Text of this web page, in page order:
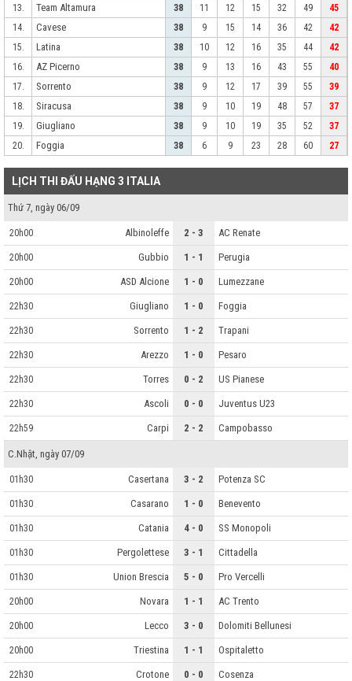
13.
Team Altamura 38 11 12 15 32 49
45
14.
Cavese 38 9 15 14 36 42
42
15.
Latina 38 10 12 16 35 44
42
16.
AZ Picerno 38 9 13 16 43 55
40
17.
Sorrento 38 9 12 17 39 55
39
18.
Siracusa 38 9 10 19 48 57
37
19.
Giugliano 38 9 10 19 35 52
37
20.
Foggia 38 6 9 23 28 60 27
LỊCH THI ĐẤU HẠNG 3 ITALIA
Thứ 7, ngày 06/09
20h00 Albinoleffe 2 - 3 AC Renate
20h00 Gubbio 1 - 1 Perugia
20h00 ASD Alcione 1 - 0 Lumezzane
22h30 Giugliano 1 - 0 Foggia
22h30 Sorrento 1 - 2 Trapani
22h30 Arezzo 1 - 0 Pesaro
22h30 Torres 0 - 2 US Pianese
22h30 Ascoli 0 - 0 Juventus U23
22h59 Carpi 2 - 2 Campobasso
C.Nhật, ngày 07/09
01h30 Casertana 3 - 2 Potenza SC
01h30 Casarano 1 - 0 Benevento
01h30 Catania 4 - 0 SS Monopoli
01h30 Pergolettese 3 - 1 Cittadella
01h30 Union Brescia 5 - 0 Pro Vercelli
20h00 Novara 1 - 1 AC Trento
20h00 Lecco 3 - 0 Dolomiti Bellunesi
20h00 Triestina 1 - 1 Ospitaletto
22h30 Crotone 0 - 0 Cosenza